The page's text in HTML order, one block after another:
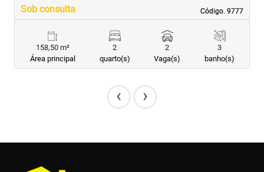
Código. 9777
Código. 9777
Sob consulta
158,50 m²
Área principal
2
quarto(s)
2
Vaga(s)
3
banho(s)
‹ ›